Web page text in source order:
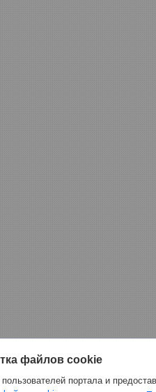
файлов cookie
портала и